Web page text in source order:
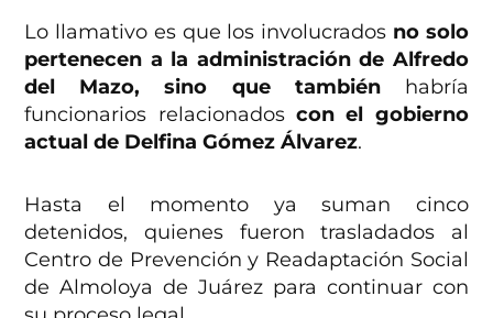
Lo llamativo es que los involucrados no solo
pertenecen a la administración de Alfredo
del Mazo, sino que tambiénhabría
funcionarios relacionados con el gobierno
actual de Delfina Gómez Álvarez.
Hasta el momento ya suman cinco
detenidos, quienes fueron trasladados al
Centro de Prevención y Readaptación Social
de Almoloya de Juárez para continuar con